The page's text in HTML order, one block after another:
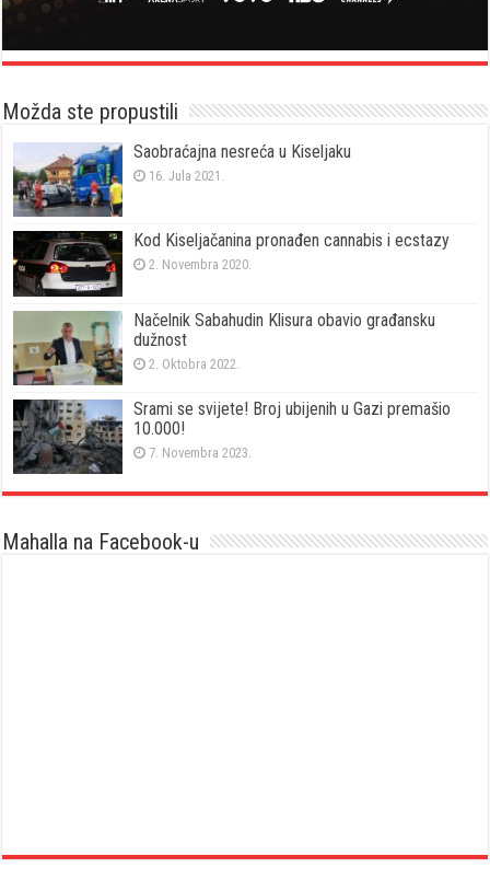
Možda ste propustili
Saobraćajna nesreća u Kiseljaku
16. Jula 2021.
Kod Kiseljačanina pronađen cannabis i ecstazy
2. Novembra 2020.
Načelnik Sabahudin Klisura obavio građansku
dužnost
2. Oktobra 2022.
Srami se svijete! Broj ubijenih u Gazi premašio
10.000!
7. Novembra 2023.
Mahalla na Facebook-u